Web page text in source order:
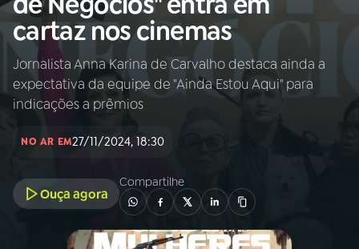
Rádio
Nacional
Buscar
AO VIVO
01 INÍCIO
cartaz nos cinemas
Jornalista Anna Karina de Carvalho destaca ainda a
expectativa da equipe de "Ainda Estou Aqui" para
indicações a prêmios
NO AR EM27/11/2024, 18:30
Ouça agora
Compartilhe